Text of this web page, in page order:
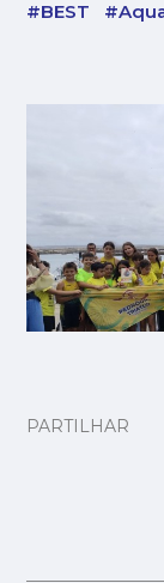
#BEST
PARTILHAR